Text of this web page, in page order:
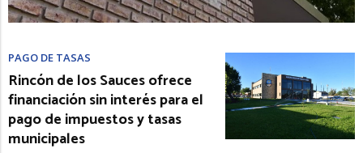
PAGO DE TASAS
Rincón de los Sauces ofrece
financiación sin interés para el
pago de impuestos y tasas
municipales